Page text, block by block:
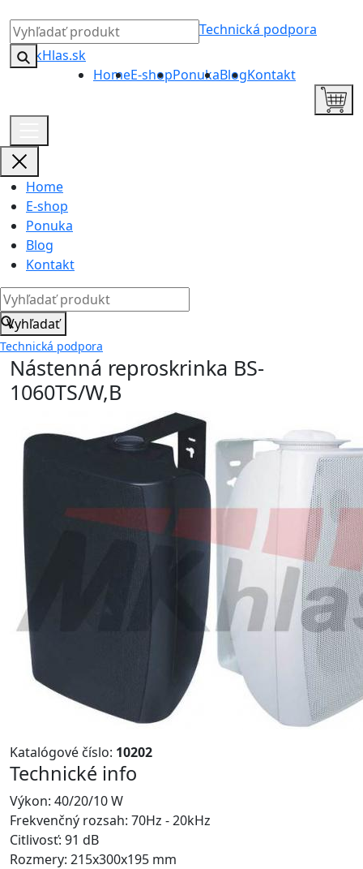
Technická podpora
HomeE-shopPonukaBlogKontakt
Home
E-shop
Ponuka
Blog
Kontakt
Vyhľadať
Technická podpora
Nástenná reproskrinka BS-
1060TS/W,B
Katalógové číslo: 10202
Technické info
Výkon: 40/20/10 W
Frekvenčný rozsah: 70Hz - 20kHz
Citlivosť: 91 dB
Rozmery: 215x300x195 mm